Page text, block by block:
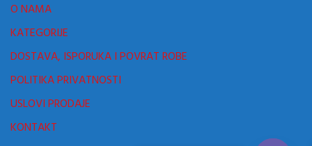
O NAMA
KATEGORIJE
DOSTAVA, ISPORUKA I POVRAT ROBE
POLITIKA PRIVATNOSTI
USLOVI PRODAJE
KONTAKT